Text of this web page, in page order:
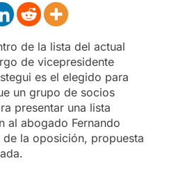
de la lista del actual
de vicepresidente
es el elegido para
un grupo de socios
presentar una lista
al abogado Fernando
la oposición, propuesta